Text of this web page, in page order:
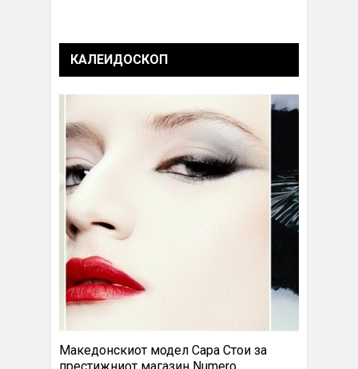
КАЛЕИДОСКОП
Македонскиот модел Сара Стои за